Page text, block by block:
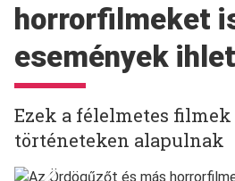
horrorfilmeket
események
Ezek a félelmetes filmek
történeteken alapulnak